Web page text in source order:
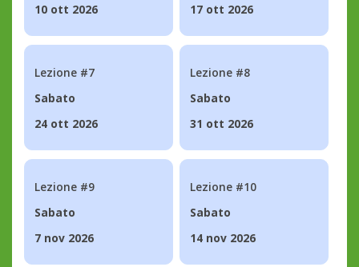
10 ott 2026
17 ott 2026
Lezione #7
Sabato
24 ott 2026
Lezione #8
Sabato
31 ott 2026
Lezione #9
Sabato
7 nov 2026
Lezione #10
Sabato
14 nov 2026